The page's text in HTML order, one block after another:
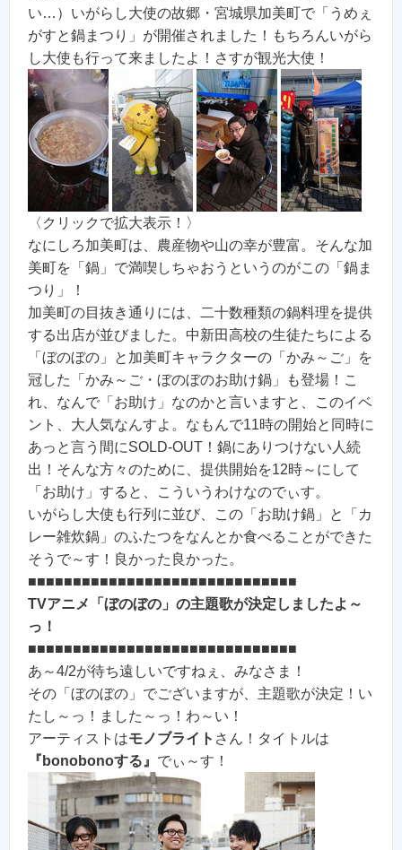
い…）いがらし大使の故郷・宮城県加美町で「うめぇ
がすと鍋まつり」が開催されました！もちろんいがら
し大使も行って来ましたよ！さすが観光大使！
〈クリックで拡大表示！〉
なにしろ加美町は、農産物や山の幸が豊富。そんな加
美町を「鍋」で満喫しちゃおうというのがこの「鍋ま
つり」！
加美町の目抜き通りには、二十数種類の鍋料理を提供
する出店が並びました。中新田高校の生徒たちによる
「ぼのぼの」と加美町キャラクターの「かみ～ご」を
冠した「かみ～ご・ぼのぼのお助け鍋」も登場！こ
れ、なんで「お助け」なのかと言いますと、このイベ
ント、大人気なんすよ。なもんで11時の開始と同時に
あっと言う間にSOLD-OUT！鍋にありつけない人続
出！そんな方々のために、提供開始を12時～にして
「お助け」すると、こういうわけなのでぃす。
いがらし大使も行列に並び、この「お助け鍋」と「カ
レー雑炊鍋」のふたつをなんとか食べることができた
そうで～す！良かった良かった。
■■■■■■■■■■■■■■■■■■■■■■■■■■■■■■
TVアニメ「ぼのぼの」の主題歌が決定しましたよ～
っ！
■■■■■■■■■■■■■■■■■■■■■■■■■■■■■■
あ～4/2が待ち遠しいですねぇ、みなさま！
その「ぼのぼの」でございますが、主題歌が決定！い
たし～っ！ました～っ！わ～い！
アーティストはモノブライト さん！タイトルは
『bonobonoする』 でぃ～す！